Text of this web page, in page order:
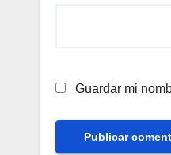
Guardar mi